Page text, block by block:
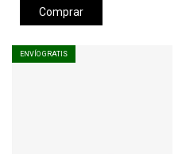
Comprar
ENVÍO GRATIS